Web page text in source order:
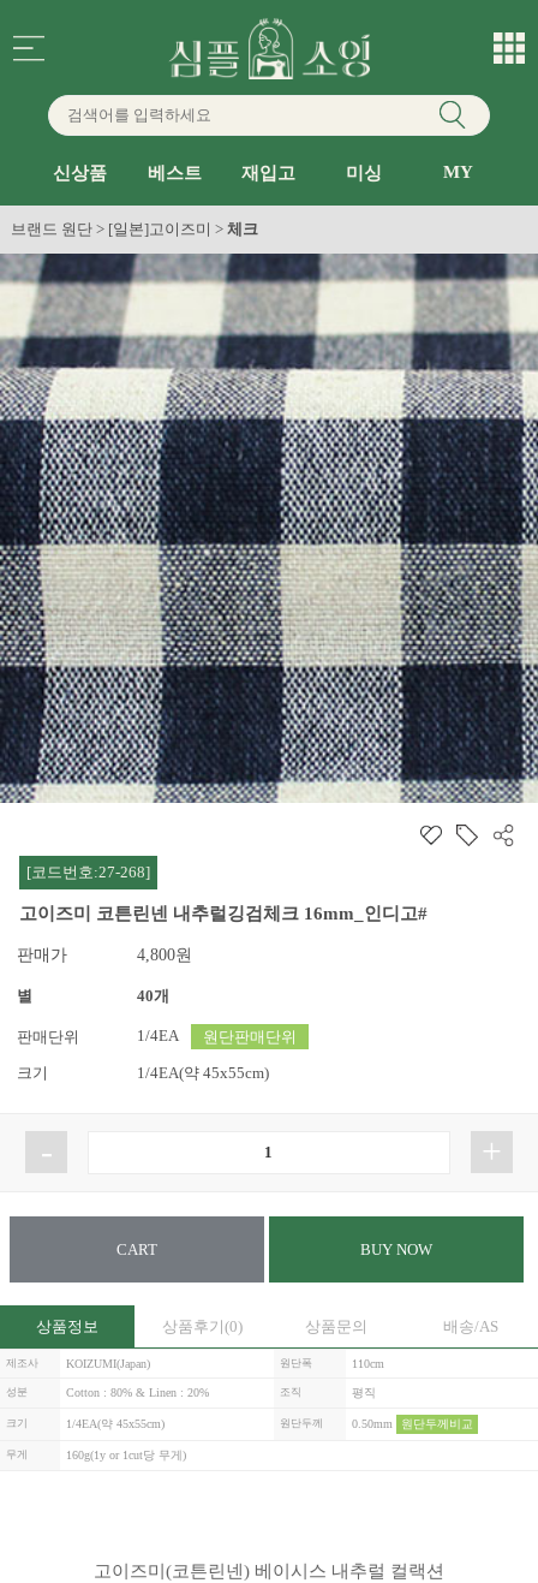
신상품 베스트 재입고 미싱 MY
브랜드 원단 > [일본]고이즈미 > 체크
[코드번호:27-268]
고이즈미 코튼린넨 내추럴깅검체크 16mm_인디고#
판매가 4,800원
별 40개
판매단위 1/4EA
원단판매단위
크기
1/4EA(약 45x55cm)
- +
CART BUY NOW
상품정보 상품후기 (0) 상품문의 배송/AS
제조사 KOIZUMI(Japan) 원단폭 110cm
성분 Cotton : 80% & Linen : 20% 조직 평직
크기 1/4EA(약 45x55cm) 원단두께 0.50mm 원단두께비교
무게 160g(1y or 1cut당 무게)
고이즈미(코튼린넨) 베이시스 내추럴 컬랙션